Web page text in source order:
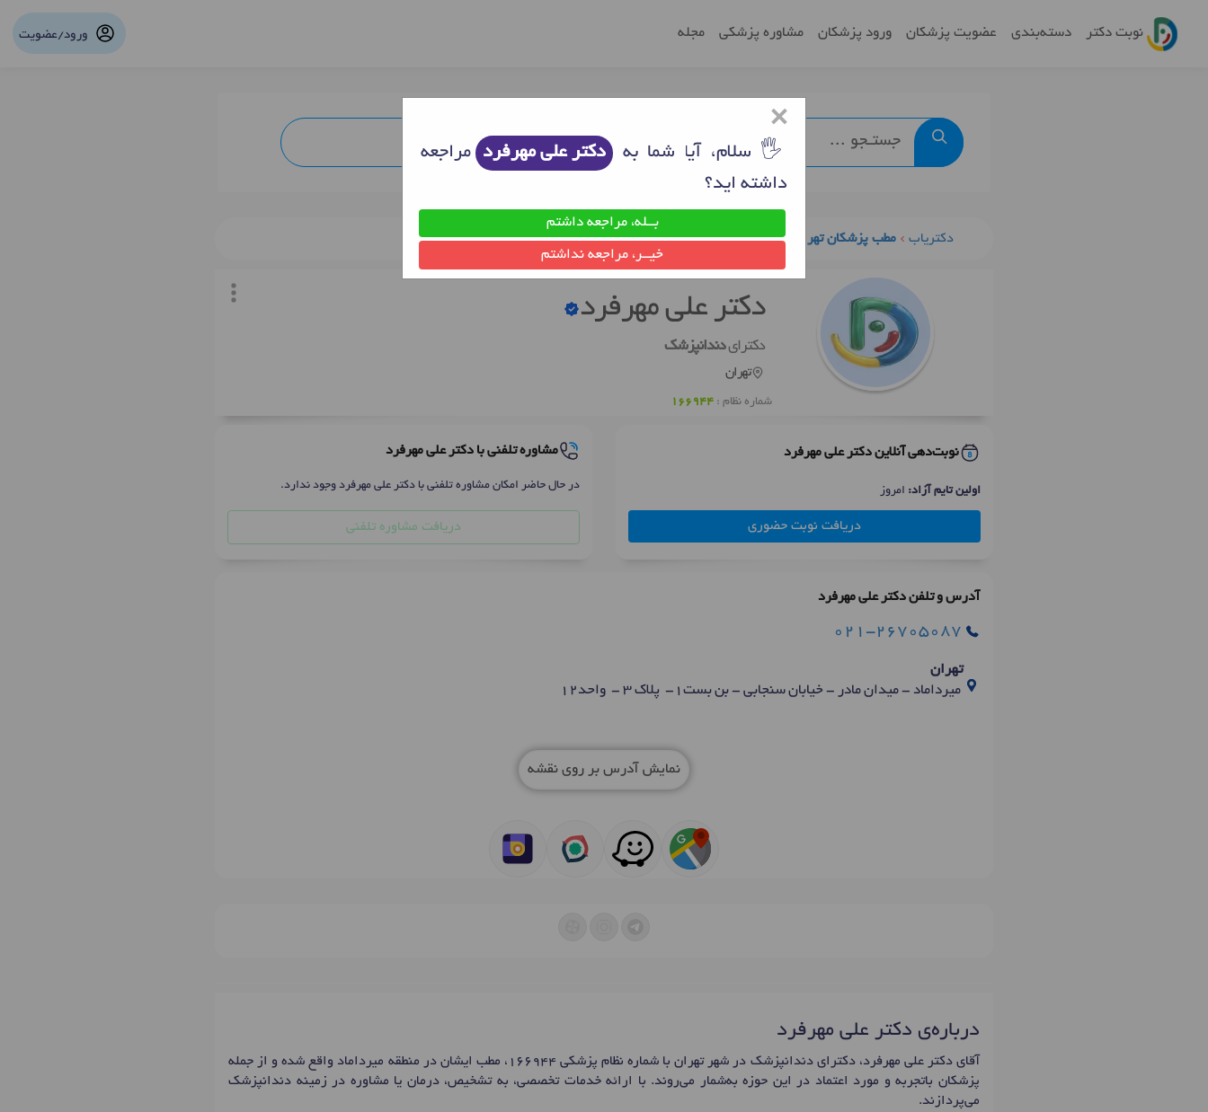
نوبت دکتر دسته‌بندی عضویت پزشکان ورود پزشکان مشاوره پزشکی مجله ورود/عضویت
دکتریاب مطب پزشکان تهران دکتر دندانپزشک تهران دکتر علی مهرفرد
دکتر علی مهرفرد
دکترایدندانپزشک
تهران
شماره نظام :166944
نوبت‌دهی آنلاین دکتر علی مهرفرد
اولین تایم آزاد: امروز
دریافت نوبت حضوری
مشاوره تلفنی با دکتر علی مهرفرد
در حال حاضر امکان مشاوره تلفنی با دکتر علی مهرفرد وجود ندارد.
دریافت مشاوره تلفنی
آدرس و تلفن دکتر علی مهرفرد
021-26705087
تهران
میرداماد - میدان مادر - خیابان سنجابی - بن بست1- پلاک 3 - واحد12
نمایش آدرس بر روی نقشه
درباره‌ی دکتر علی مهرفرد
آقای دکتر علی مهرفرد، دکترای دندانپزشک در شهر تهران با شماره نظام پزشکی 166944، مطب ایشان در منطقه میرداماد واقع شده و از جمله
پزشکان باتجربه و مورد اعتماد در این حوزه به‌شمار می‌روند. با ارائه خدمات تخصصی، به تشخیص، درمان یا مشاوره در زمینه دندانپزشک
می‌پردازند.
×
🖐 سلام، آیا شما به دکتر علی مهرفرد مراجعه
داشته اید؟
بــله، مراجعه داشتم
خیــر، مراجعه نداشتم